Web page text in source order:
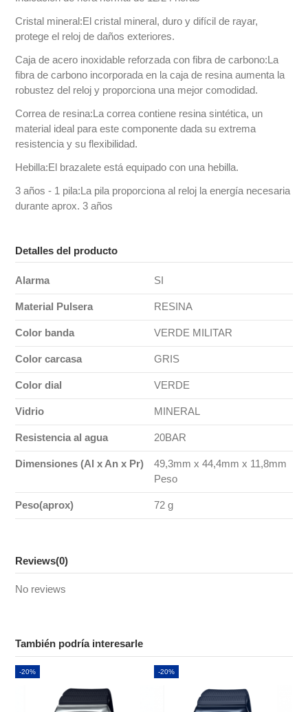
Cristal mineral:El cristal mineral, duro y difícil de rayar,
protege el reloj de daños exteriores.
Caja de acero inoxidable reforzada con fibra de carbono:La
fibra de carbono incorporada en la caja de resina aumenta la
robustez del reloj y proporciona una mejor comodidad.
Correa de resina:La correa contiene resina sintética, un
material ideal para este componente dada su extrema
resistencia y su flexibilidad.
Hebilla:El brazalete está equipado con una hebilla.
3 años - 1 pila:La pila proporciona al reloj la energía necesaria
durante aprox. 3 años
Detalles del producto
Alarma SI
Material Pulsera RESINA
Color banda VERDE MILITAR
Color carcasa GRIS
Color dial VERDE
Vidrio MINERAL
Resistencia al agua 20BAR
Dimensiones (Al x An x Pr)
49,3mm x 44,4mm x 11,8mm
Peso
Peso(aprox) 72 g
Reviews(0)
No reviews
También podría interesarle
-20% -20%